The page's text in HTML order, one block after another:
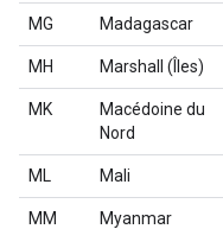
MG Madagascar
MH Marshall (Îles)
MK
Macédoine du
Nord
ML Mali
MM
Myanmar